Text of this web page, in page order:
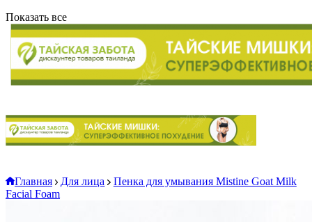
Показать все
Главная Для лица
Пенка для умывания Mistine Goat Milk
Facial Foam